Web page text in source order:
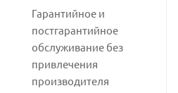
Гарантийное и
постгарантийное
обслуживание без
привлечения
производителя